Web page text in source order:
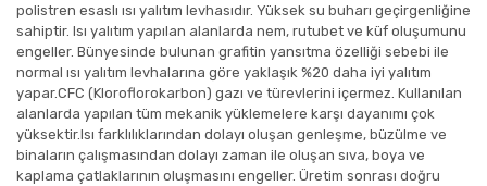
polistren esaslı ısı yalıtım levhasıdır. Yüksek su buharı geçirgenliğine
sahiptir. Isı yalıtım yapılan alanlarda nem, rutubet ve küf oluşumunu
engeller. Bünyesinde bulunan grafitin yansıtma özelliği sebebi ile
normal ısı yalıtım levhalarına göre yaklaşık %20 daha iyi yalıtım
yapar.CFC (Kloroflorokarbon) gazı ve türevlerini içermez. Kullanılan
alanlarda yapılan tüm mekanik yüklemelere karşı dayanımı çok
yüksektir.Isı farklılıklarından dolayı oluşan genleşme, büzülme ve
binaların çalışmasından dolayı zaman ile oluşan sıva, boya ve
kaplama çatlaklarının oluşmasını engeller. Üretim sonrası doğru